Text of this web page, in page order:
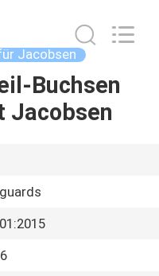
Jacobsen
Buchsen
Jacobsen